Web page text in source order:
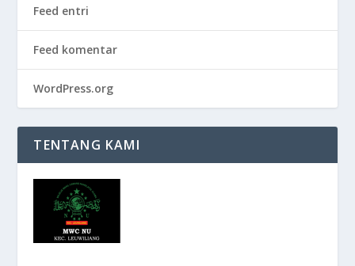
Feed entri
Feed komentar
WordPress.org
TENTANG KAMI